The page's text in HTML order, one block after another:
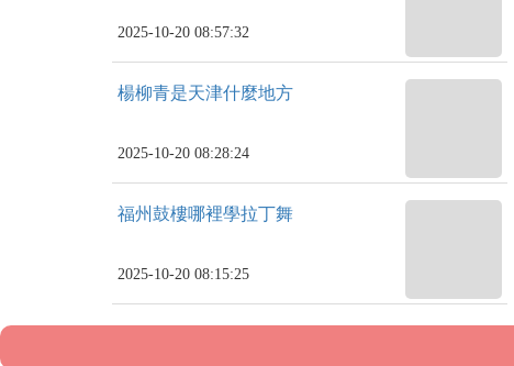
2025-10-20 08:57:32
楊柳青是天津什麼地方
2025-10-20 08:28:24
福州鼓樓哪裡學拉丁舞
2025-10-20 08:15:25